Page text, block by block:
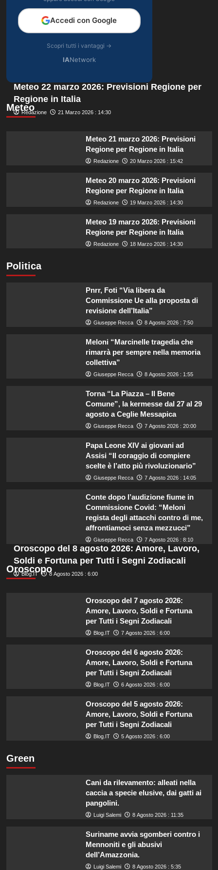
Accedi con Google
Scopri tutti i vantaggi →
IANetwork
Meteo
Meteo 22 marzo 2026: Previsioni Regione per
Regione in Italia
Redazione 21 Marzo 2026 : 14:30
Meteo 21 marzo 2026: Previsioni
Regione per Regione in Italia
Redazione 20 Marzo 2026 : 15:42
Meteo 20 marzo 2026: Previsioni
Regione per Regione in Italia
Redazione 19 Marzo 2026 : 14:30
Meteo 19 marzo 2026: Previsioni
Regione per Regione in Italia
Redazione 18 Marzo 2026 : 14:30
Politica
Pnrr, Foti “Via libera da
Commissione Ue alla proposta di
revisione dell’Italia”
Giuseppe Recca 8 Agosto 2026 : 7:50
Meloni “Marcinelle tragedia che
rimarrà per sempre nella memoria
collettiva”
Giuseppe Recca 8 Agosto 2026 : 1:55
Torna “La Piazza – Il Bene
Comune”, la kermesse dal 27 al 29
agosto a Ceglie Messapica
Giuseppe Recca 7 Agosto 2026 : 20:00
Papa Leone XIV ai giovani ad
Assisi “Il coraggio di compiere
scelte è l’atto più rivoluzionario”
Giuseppe Recca 7 Agosto 2026 : 14:05
Conte dopo l’audizione fiume in
Commissione Covid: “Meloni
regista degli attacchi contro di me,
affrontiamoci senza mezzucci”
Giuseppe Recca 7 Agosto 2026 : 8:10
Oroscopo
Oroscopo del 8 agosto 2026: Amore, Lavoro,
Soldi e Fortuna per Tutti i Segni Zodiacali
Blog.IT 8 Agosto 2026 : 6:00
Oroscopo del 7 agosto 2026:
Amore, Lavoro, Soldi e Fortuna
per Tutti i Segni Zodiacali
Blog.IT 7 Agosto 2026 : 6:00
Oroscopo del 6 agosto 2026:
Amore, Lavoro, Soldi e Fortuna
per Tutti i Segni Zodiacali
Blog.IT 6 Agosto 2026 : 6:00
Oroscopo del 5 agosto 2026:
Amore, Lavoro, Soldi e Fortuna
per Tutti i Segni Zodiacali
Blog.IT 5 Agosto 2026 : 6:00
Green
Cani da rilevamento: alleati nella
caccia a specie elusive, dai gatti ai
pangolini.
Luigi Salemi 8 Agosto 2026 : 11:35
Suriname avvia sgomberi contro i
Mennoniti e gli abusivi
dell’Amazzonia.
Luigi Salemi 8 Agosto 2026 : 5:35